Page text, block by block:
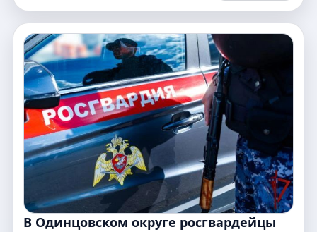
В Одинцовском округе росгвардейцы